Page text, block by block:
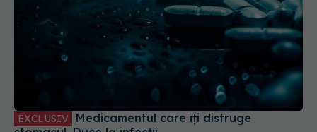
20 iun 2026, 11:45